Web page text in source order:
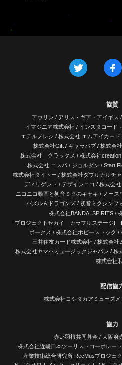
協賛
アウリン / アリス・ギア・アイギス /
イマジニア株式会社 / インスタコード
エテルノレシ / 株式会社 エムアイカード
株式会社Gift / キャラパブ / 株式会
株式会社 クラックス / 株式会社
株式会社 コスパ/ ジョルダン / Start
株式会社タイトー / 株式会社ダブルカルチ
ディリゲント / デザインココ / 株式会
ニコニコ動画と初音ミクのキセキ / ノース
パズル＆ドラゴンズ/ 初音ミクシンフ
株式会社BANDAI SPIRITS /
プロジェクトセカイ カラフルステージ!
ボークス / 株式会社ホビーストック /
三井住友カード株式会社 / 株式会社
株式会社ヤマハミュージックジャパン / 株
株式会社
配信協
株式会社コシダカアミューズメ
協力
赤い羽根共同募金 / 大阪府
株式会社近畿日本ツーリストコーポレー
産業技術総合研究所 RecMusプロジェ